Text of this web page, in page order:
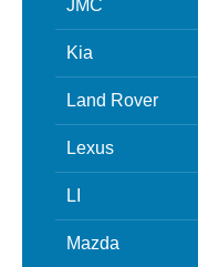
JMC
Kia
Land Rover
Lexus
LI
Mazda